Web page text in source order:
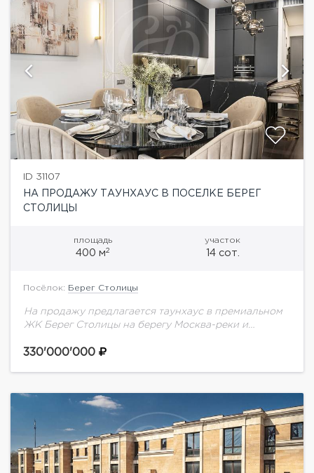
ID 31107
НА ПРОДАЖУ ТАУНХАУС В ПОСЕЛКЕ БЕРЕГ
СТОЛИЦЫ
площадь
400 м2
участок
14 сот.
Посёлок: Берег Столицы
На продажу предлагается таунхаус в премиальном
ЖК Берег Столицы на берегу Москва-реки и
В таунхаусе выполнен дизайнерский ремонт в
330'000'000